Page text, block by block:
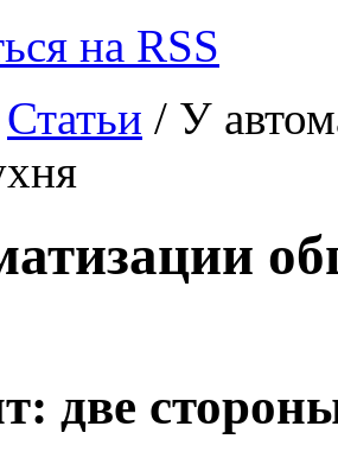
на RSS
Статьи / У
две